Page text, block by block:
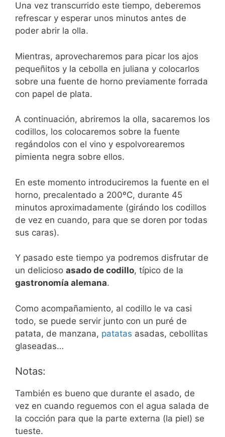
Una vez transcurrido este tiempo, deberemos
refrescar y esperar unos minutos antes de
poder abrir la olla.
Mientras, aprovecharemos para picar los ajos
pequeñitos y la cebolla en juliana y colocarlos
sobre una fuente de horno previamente forrada
con papel de plata.
A continuación, abriremos la olla, sacaremos los
codillos, los colocaremos sobre la fuente
regándolos con el vino y espolvorearemos
pimienta negra sobre ellos.
En este momento introduciremos la fuente en el
horno, precalentado a 200ºC, durante 45
minutos aproximadamente (girándo los codillos
de vez en cuando, para que se doren por todas
sus caras).
Y pasado este tiempo ya podremos disfrutar de
un delicioso asado de codillo, típico de la
gastronomía alemana.
Como acompañamiento, al codillo le va casi
todo, se puede servir junto con un puré de
patata, de manzana, patatas asadas, cebollitas
glaseadas…
Notas:
También es bueno que durante el asado, de
vez en cuando reguemos con el agua salada de
la cocción para que la parte externa (la piel) se
tueste.